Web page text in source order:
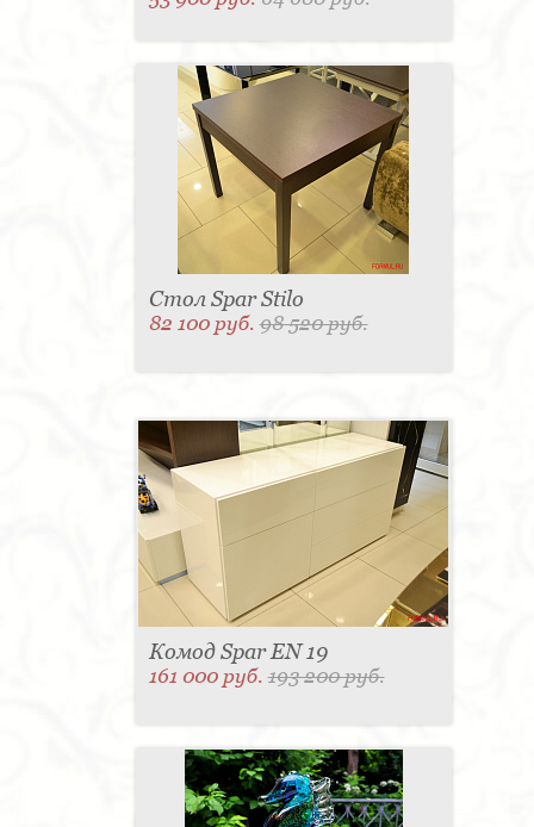
Стол Spar Stilo
82 100 руб.98 520 руб.
Комод Spar EN 19
161 000 руб.193 200 руб.